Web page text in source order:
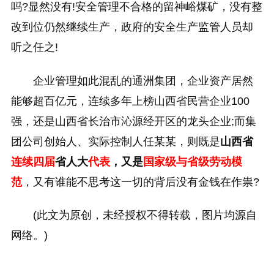
吗?显然没有!安全管理不合格的留神峪煤矿，没有整
改到位仍然继续生产，政府的安全生产监管人员却
听之任之!
企业管理如此混乱的‌通洲集团，企业资产居然
能够超百亿元，连续多年上榜山西省民营企业100
强，还是山西省长治市沁源经开区的龙头企业;而集
团公司创始人、实际控制人任某某，则既是山西省
连续四届省人大代表 ，又是国家级与省级劳动模
范，又有谁能不思考这一切的背后没有金钱在作祟?
(此文为原创，未经授权不得转载，图片均源自
网络。)